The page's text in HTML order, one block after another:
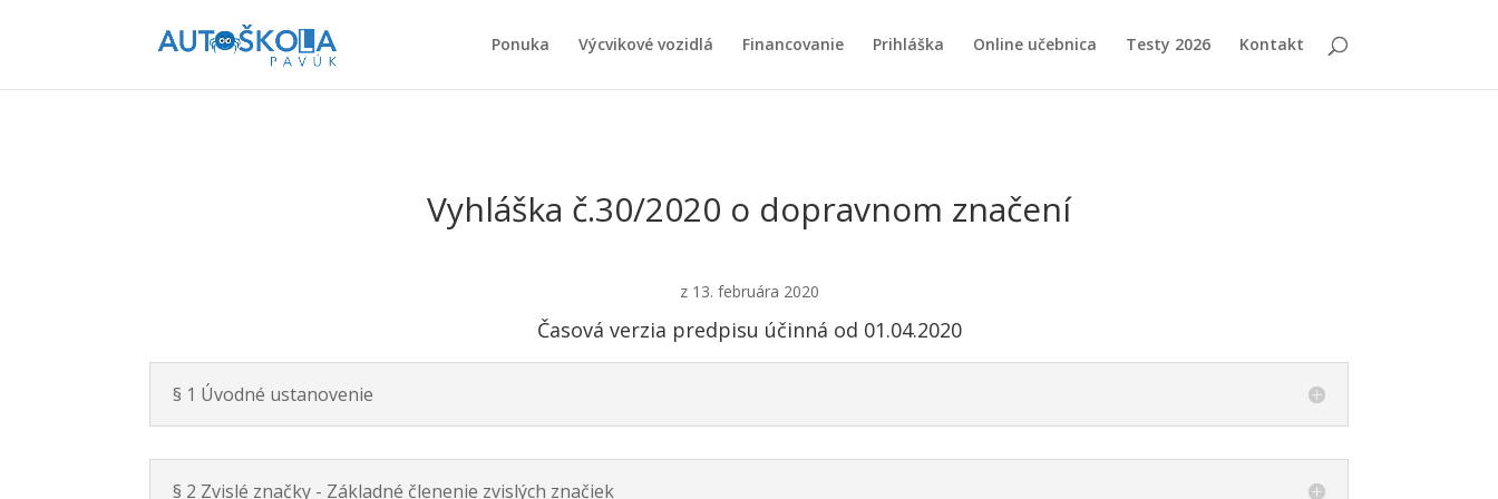
Ponuka Výcvikové vozidlá Financovanie Prihláška Online učebnica Testy 2026 Kontakt
Vyhláška č.30/2020 o dopravnom značení
z 13. februára 2020
Časová verzia predpisu účinná od 01.04.2020
§ 1 Úvodné ustanovenie
§ 2 Zvislé značky - Základné členenie zvislých značiek